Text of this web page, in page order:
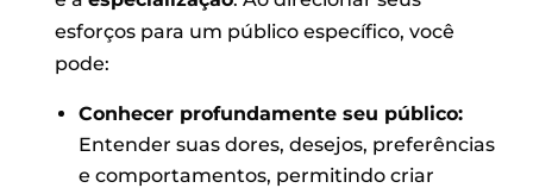
esforços para um público específico, você
pode:
Conhecer profundamente seu público:
Entender suas dores, desejos, preferências
e comportamentos, permitindo criar